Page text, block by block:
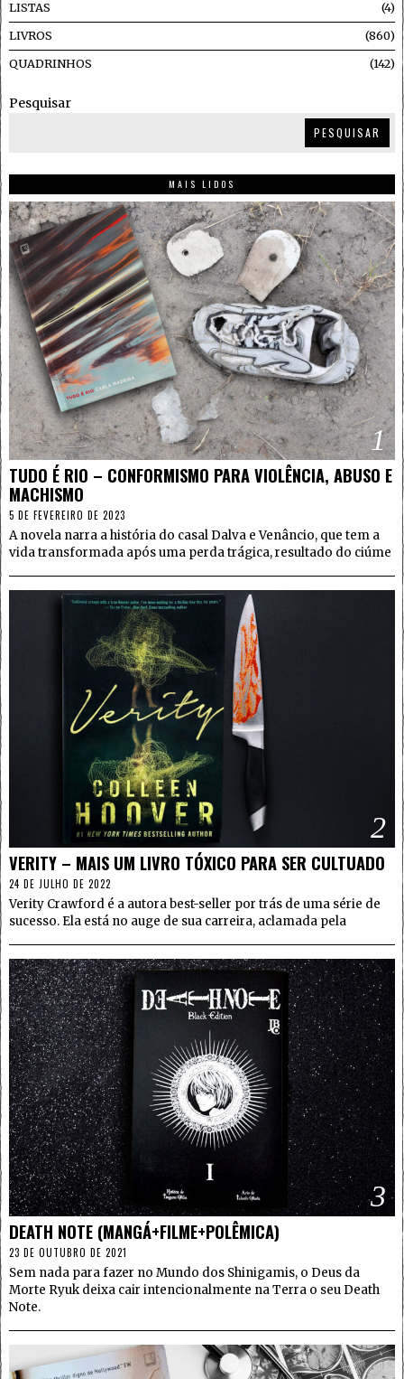
LISTAS 4
LIVROS 860
QUADRINHOS 142
Pesquisar
PESQUISAR
MAIS LIDOS
1
TUDO É RIO – CONFORMISMO PARA VIOLÊNCIA, ABUSO E
MACHISMO
5 DE FEVEREIRO DE 2023
A novela narra a história do casal Dalva e Venâncio, que tem a
vida transformada após uma perda trágica, resultado do ciúme
2
VERITY – MAIS UM LIVRO TÓXICO PARA SER CULTUADO
24 DE JULHO DE 2022
Verity Crawford é a autora best-seller por trás de uma série de
sucesso. Ela está no auge de sua carreira, aclamada pela
3
DEATH NOTE (MANGÁ+FILME+POLÊMICA)
23 DE OUTUBRO DE 2021
Sem nada para fazer no Mundo dos Shinigamis, o Deus da
Morte Ryuk deixa cair intencionalmente na Terra o seu Death
Note.